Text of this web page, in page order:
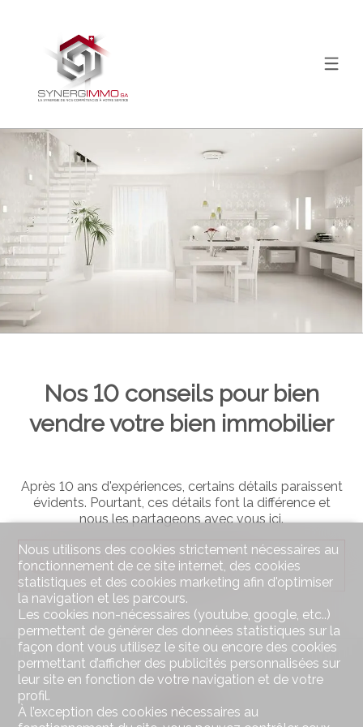
Nos 10 conseils pour bien
vendre votre bien immobilier
Après 10 ans d'expériences, certains détails paraissent
évidents. Pourtant, ces détails font la différence et
nous les partageons avec vous ici.
Téléchargez notre livre blanc avec 10
conseils simples et efficaces
Nous utilisons des cookies strictement nécessaires au
fonctionnement de ce site internet, des cookies
statistiques et des cookies marketing afin d'optimiser
la navigation et les parcours.
Les cookies non-nécessaires (youtube, google, etc..)
permettent de générer des données statistiques sur la
façon dont vous utilisez le site ou encore des cookies
permettant d’afficher des publicités personnalisées sur
leur site en fonction de votre navigation et de votre
profil.
À l’exception des cookies nécessaires au